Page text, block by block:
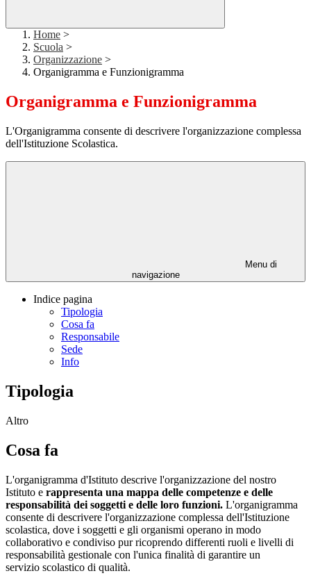
Home >
Scuola >
Organizzazione >
Organigramma e Funzionigramma
Organigramma e Funzionigramma
L'Organigramma consente di descrivere l'organizzazione complessa
dell'Istituzione Scolastica.
Menu di
navigazione
Indice pagina
Tipologia
Cosa fa
Responsabile
Sede
Info
Tipologia
Altro
Cosa fa
L'organigramma d'Istituto descrive l'organizzazione del nostro
Istituto e rappresenta una mappa delle competenze e delle
responsabilità dei soggetti e delle loro funzioni. L'organigramma
consente di descrivere l'organizzazione complessa dell'Istituzione
scolastica, dove i soggetti e gli organismi operano in modo
collaborativo e condiviso pur ricoprendo differenti ruoli e livelli di
responsabilità gestionale con l'unica finalità di garantire un
servizio scolastico di qualità.